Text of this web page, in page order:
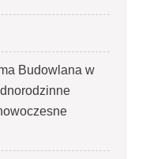
Budowlana w